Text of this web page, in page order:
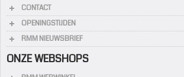
CONTACT
OPENINGSTIJDEN
RMM NIEUWSBRIEF
ONZE WEBSHOPS